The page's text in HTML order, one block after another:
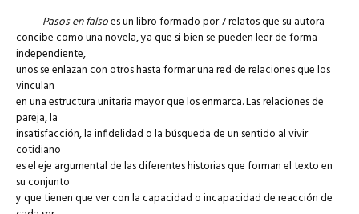
Pasos en falsoes un libro formado por 7 relatos que su autora
concibe como una novela, ya que si bien se pueden leer de forma
independiente,
unos se enlazan con otros hasta formar una red de relaciones que los
vinculan
en una estructura unitaria mayor que los enmarca. Las relaciones de
pareja, la
insatisfacción, la infidelidad o la búsqueda de un sentido al vivir
cotidiano
es el eje argumental de las diferentes historias que forman el texto en
su conjunto
y que tienen que ver con la capacidad o incapacidad de reacción de